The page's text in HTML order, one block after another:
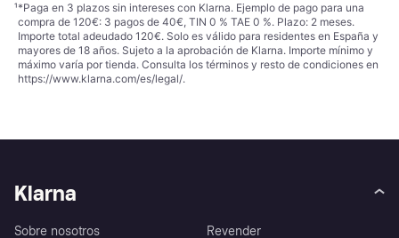
¹*Paga en 3 plazos sin intereses con Klarna. Ejemplo de pago para una
compra de 120€: 3 pagos de 40€, TIN 0 % TAE 0 %. Plazo: 2 meses.
Importe total adeudado 120€. Solo es válido para residentes en España y
mayores de 18 años. Sujeto a la aprobación de Klarna. Importe mínimo y
máximo varía por tienda. Consulta los términos y resto de condiciones en
https://www.klarna.com/es/legal/.
Klarna
Sobre nosotros
Revender